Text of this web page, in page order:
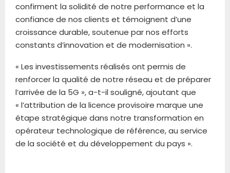
confirment la solidité de notre performance et la
confiance de nos clients et témoignent d’une
croissance durable, soutenue par nos efforts
constants d’innovation et de modernisation ».
« Les investissements réalisés ont permis de
renforcer la qualité de notre réseau et de préparer
l’arrivée de la 5G », a-t-il souligné, ajoutant que
« l’attribution de la licence provisoire marque une
étape stratégique dans notre transformation en
opérateur technologique de référence, au service
de la société et du développement du pays ».